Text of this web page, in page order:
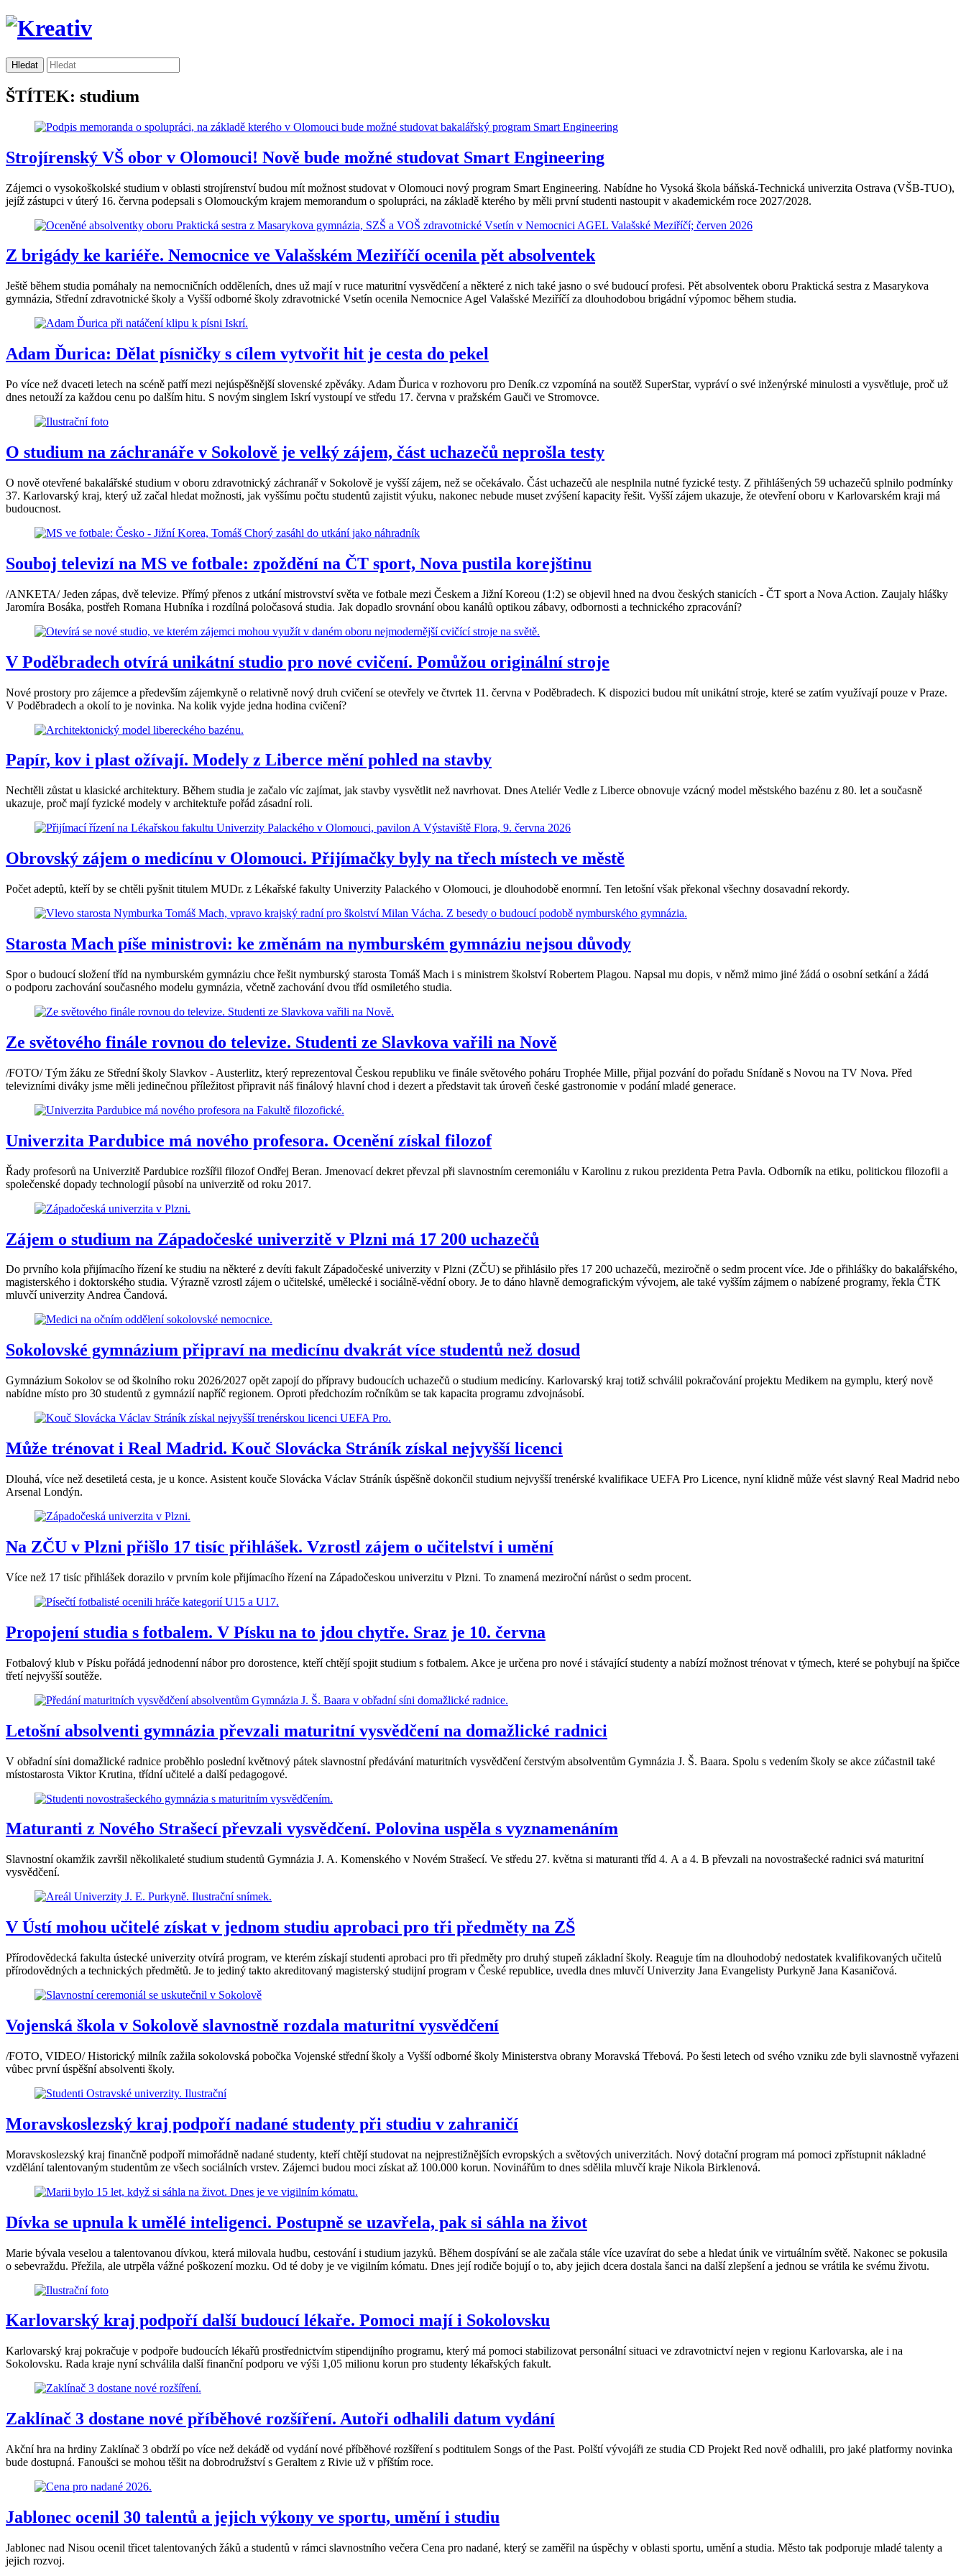
ŠTÍTEK: studium
Strojírenský VŠ obor v Olomouci! Nově bude možné studovat Smart Engineering
Zájemci o vysokoškolské studium v oblasti strojírenství budou mít možnost studovat v Olomouci nový program Smart Engineering. Nabídne ho Vysoká škola báňská-Technická univerzita Ostrava (VŠB-TUO),
jejíž zástupci v úterý 16. června podepsali s Olomouckým krajem memorandum o spolupráci, na základě kterého by měli první studenti nastoupit v akademickém roce 2027/2028.
Z brigády ke kariéře. Nemocnice ve Valašském Meziříčí ocenila pět absolventek
Ještě během studia pomáhaly na nemocničních odděleních, dnes už mají v ruce maturitní vysvědčení a některé z nich také jasno o své budoucí profesi. Pět absolventek oboru Praktická sestra z Masarykova
gymnázia, Střední zdravotnické školy a Vyšší odborné školy zdravotnické Vsetín ocenila Nemocnice Agel Valašské Meziříčí za dlouhodobou brigádní výpomoc během studia.
Adam Ďurica: Dělat písničky s cílem vytvořit hit je cesta do pekel
Po více než dvaceti letech na scéně patří mezi nejúspěšnější slovenské zpěváky. Adam Ďurica v rozhovoru pro Deník.cz vzpomíná na soutěž SuperStar, vypráví o své inženýrské minulosti a vysvětluje, proč už
dnes netouží za každou cenu po dalším hitu. S novým singlem Iskrí vystoupí ve středu 17. června v pražském Gauči ve Stromovce.
O studium na záchranáře v Sokolově je velký zájem, část uchazečů neprošla testy
O nově otevřené bakalářské studium v oboru zdravotnický záchranář v Sokolově je vyšší zájem, než se očekávalo. Část uchazečů ale nesplnila nutné fyzické testy. Z přihlášených 59 uchazečů splnilo podmínky
37. Karlovarský kraj, který už začal hledat možnosti, jak vyššímu počtu studentů zajistit výuku, nakonec nebude muset zvýšení kapacity řešit. Vyšší zájem ukazuje, že otevření oboru v Karlovarském kraji má
budoucnost.
Souboj televizí na MS ve fotbale: zpoždění na ČT sport, Nova pustila korejštinu
/ANKETA/ Jeden zápas, dvě televize. Přímý přenos z utkání mistrovství světa ve fotbale mezi Českem a Jižní Koreou (1:2) se objevil hned na dvou českých stanicích - ČT sport a Nova Action. Zaujaly hlášky
Jaromíra Bosáka, postřeh Romana Hubníka i rozdílná poločasová studia. Jak dopadlo srovnání obou kanálů optikou zábavy, odbornosti a technického zpracování?
V Poděbradech otvírá unikátní studio pro nové cvičení. Pomůžou originální stroje
Nové prostory pro zájemce a především zájemkyně o relativně nový druh cvičení se otevřely ve čtvrtek 11. června v Poděbradech. K dispozici budou mít unikátní stroje, které se zatím využívají pouze v Praze.
V Poděbradech a okolí to je novinka. Na kolik vyjde jedna hodina cvičení?
Papír, kov i plast ožívají. Modely z Liberce mění pohled na stavby
Nechtěli zůstat u klasické architektury. Během studia je začalo víc zajímat, jak stavby vysvětlit než navrhovat. Dnes Ateliér Vedle z Liberce obnovuje vzácný model městského bazénu z 80. let a současně
ukazuje, proč mají fyzické modely v architektuře pořád zásadní roli.
Obrovský zájem o medicínu v Olomouci. Přijímačky byly na třech místech ve městě
Počet adeptů, kteří by se chtěli pyšnit titulem MUDr. z Lékařské fakulty Univerzity Palackého v Olomouci, je dlouhodobě enormní. Ten letošní však překonal všechny dosavadní rekordy.
Starosta Mach píše ministrovi: ke změnám na nymburském gymnáziu nejsou důvody
Spor o budoucí složení tříd na nymburském gymnáziu chce řešit nymburský starosta Tomáš Mach i s ministrem školství Robertem Plagou. Napsal mu dopis, v němž mimo jiné žádá o osobní setkání a žádá
o podporu zachování současného modelu gymnázia, včetně zachování dvou tříd osmiletého studia.
Ze světového finále rovnou do televize. Studenti ze Slavkova vařili na Nově
/FOTO/ Tým žáku ze Střední školy Slavkov - Austerlitz, který reprezentoval Českou republiku ve finále světového poháru Trophée Mille, přijal pozvání do pořadu Snídaně s Novou na TV Nova. Před
televizními diváky jsme měli jedinečnou příležitost připravit náš finálový hlavní chod i dezert a představit tak úroveň české gastronomie v podání mladé generace.
Univerzita Pardubice má nového profesora. Ocenění získal filozof
Řady profesorů na Univerzitě Pardubice rozšířil filozof Ondřej Beran. Jmenovací dekret převzal při slavnostním ceremoniálu v Karolinu z rukou prezidenta Petra Pavla. Odborník na etiku, politickou filozofii a
společenské dopady technologií působí na univerzitě od roku 2017.
Zájem o studium na Západočeské univerzitě v Plzni má 17 200 uchazečů
Do prvního kola přijímacího řízení ke studiu na některé z devíti fakult Západočeské univerzity v Plzni (ZČU) se přihlásilo přes 17 200 uchazečů, meziročně o sedm procent více. Jde o přihlášky do bakalářského,
magisterského i doktorského studia. Výrazně vzrostl zájem o učitelské, umělecké i sociálně-vědní obory. Je to dáno hlavně demografickým vývojem, ale také vyšším zájmem o nabízené programy, řekla ČTK
mluvčí univerzity Andrea Čandová.
Sokolovské gymnázium připraví na medicínu dvakrát více studentů než dosud
Gymnázium Sokolov se od školního roku 2026/2027 opět zapojí do přípravy budoucích uchazečů o studium medicíny. Karlovarský kraj totiž schválil pokračování projektu Medikem na gymplu, který nově
nabídne místo pro 30 studentů z gymnázií napříč regionem. Oproti předchozím ročníkům se tak kapacita programu zdvojnásobí.
Může trénovat i Real Madrid. Kouč Slovácka Stráník získal nejvyšší licenci
Dlouhá, více než desetiletá cesta, je u konce. Asistent kouče Slovácka Václav Stráník úspěšně dokončil studium nejvyšší trenérské kvalifikace UEFA Pro Licence, nyní klidně může vést slavný Real Madrid nebo
Arsenal Londýn.
Na ZČU v Plzni přišlo 17 tisíc přihlášek. Vzrostl zájem o učitelství i umění
Více než 17 tisíc přihlášek dorazilo v prvním kole přijímacího řízení na Západočeskou univerzitu v Plzni. To znamená meziroční nárůst o sedm procent.
Propojení studia s fotbalem. V Písku na to jdou chytře. Sraz je 10. června
Fotbalový klub v Písku pořádá jednodenní nábor pro dorostence, kteří chtějí spojit studium s fotbalem. Akce je určena pro nové i stávající studenty a nabízí možnost trénovat v týmech, které se pohybují na špičce
třetí nejvyšší soutěže.
Letošní absolventi gymnázia převzali maturitní vysvědčení na domažlické radnici
V obřadní síni domažlické radnice proběhlo poslední květnový pátek slavnostní předávání maturitních vysvědčení čerstvým absolventům Gymnázia J. Š. Baara. Spolu s vedením školy se akce zúčastnil také
místostarosta Viktor Krutina, třídní učitelé a další pedagogové.
Maturanti z Nového Strašecí převzali vysvědčení. Polovina uspěla s vyznamenáním
Slavnostní okamžik završil několikaleté studium studentů Gymnázia J. A. Komenského v Novém Strašecí. Ve středu 27. května si maturanti tříd 4. A a 4. B převzali na novostrašecké radnici svá maturitní
vysvědčení.
V Ústí mohou učitelé získat v jednom studiu aprobaci pro tři předměty na ZŠ
Přírodovědecká fakulta ústecké univerzity otvírá program, ve kterém získají studenti aprobaci pro tři předměty pro druhý stupeň základní školy. Reaguje tím na dlouhodobý nedostatek kvalifikovaných učitelů
přírodovědných a technických předmětů. Je to jediný takto akreditovaný magisterský studijní program v České republice, uvedla dnes mluvčí Univerzity Jana Evangelisty Purkyně Jana Kasaničová.
Vojenská škola v Sokolově slavnostně rozdala maturitní vysvědčení
/FOTO, VIDEO/ Historický milník zažila sokolovská pobočka Vojenské střední školy a Vyšší odborné školy Ministerstva obrany Moravská Třebová. Po šesti letech od svého vzniku zde byli slavnostně vyřazeni
vůbec první úspěšní absolventi školy.
Moravskoslezský kraj podpoří nadané studenty při studiu v zahraničí
Moravskoslezský kraj finančně podpoří mimořádně nadané studenty, kteří chtějí studovat na nejprestižnějších evropských a světových univerzitách. Nový dotační program má pomoci zpřístupnit nákladné
vzdělání talentovaným studentům ze všech sociálních vrstev. Zájemci budou moci získat až 100.000 korun. Novinářům to dnes sdělila mluvčí kraje Nikola Birklenová.
Dívka se upnula k umělé inteligenci. Postupně se uzavřela, pak si sáhla na život
Marie bývala veselou a talentovanou dívkou, která milovala hudbu, cestování i studium jazyků. Během dospívání se ale začala stále více uzavírat do sebe a hledat únik ve virtuálním světě. Nakonec se pokusila
o sebevraždu. Přežila, ale utrpěla vážné poškození mozku. Od té doby je ve vigilním kómatu. Dnes její rodiče bojují o to, aby jejich dcera dostala šanci na další zlepšení a jednou se vrátila ke svému životu.
Karlovarský kraj podpoří další budoucí lékaře. Pomoci mají i Sokolovsku
Karlovarský kraj pokračuje v podpoře budoucích lékařů prostřednictvím stipendijního programu, který má pomoci stabilizovat personální situaci ve zdravotnictví nejen v regionu Karlovarska, ale i na
Sokolovsku. Rada kraje nyní schválila další finanční podporu ve výši 1,05 milionu korun pro studenty lékařských fakult.
Zaklínač 3 dostane nové příběhové rozšíření. Autoři odhalili datum vydání
Akční hra na hrdiny Zaklínač 3 obdrží po více než dekádě od vydání nové příběhové rozšíření s podtitulem Songs of the Past. Polští vývojáři ze studia CD Projekt Red nově odhalili, pro jaké platformy novinka
bude dostupná. Fanoušci se mohou těšit na dobrodružství s Geraltem z Rivie už v příštím roce.
Jablonec ocenil 30 talentů a jejich výkony ve sportu, umění i studiu
Jablonec nad Nisou ocenil třicet talentovaných žáků a studentů v rámci slavnostního večera Cena pro nadané, který se zaměřil na úspěchy v oblasti sportu, umění a studia. Město tak podporuje mladé talenty a
jejich rozvoj.